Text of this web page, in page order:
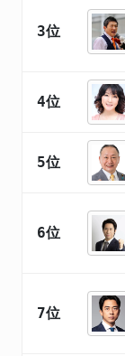
3位
4位
5位
6位
7位